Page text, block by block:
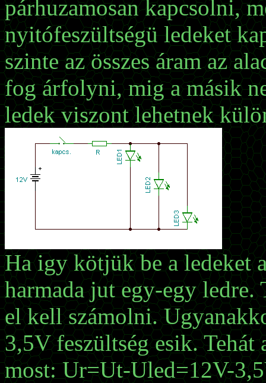
párhuzamosan kapcsolni,
nyitófeszültségü ledeket
szinte az összes áram az
fog árfolyni, mig a másik
ledek viszont lehetnek
Ha igy kötjük be a ledeket
harmada jut egy-egy
el kell számolni.
3,5V feszültség esik. Tehát
most: Ur=Ut-Uled=12V-